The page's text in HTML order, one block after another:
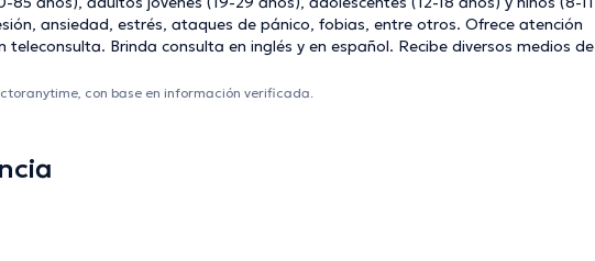
ansiedad, estrés, ataques de pánico, fobias, entre otros. Ofrece atención
Brinda consulta en inglés y en español. Recibe diversos medios de
con base en información verificada.